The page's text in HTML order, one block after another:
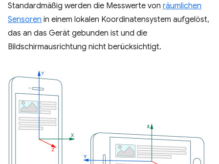
Standardmäßig werden die Messwerte von räumlichen
Sensoren in einem lokalen Koordinatensystem aufgelöst,
das an das Gerät gebunden ist und die
Bildschirmausrichtung nicht berücksichtigt.